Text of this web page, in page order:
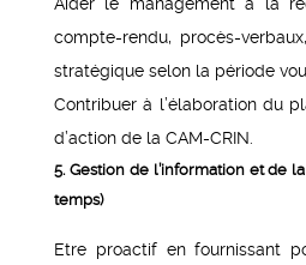
compte-rendu, procès-
stratégique selon la période
Contribuer à l’élaboration du
d’action de la CAM-CRIN.
5. Gestion de l’information et de
temps)
Etre proactif en fournissant